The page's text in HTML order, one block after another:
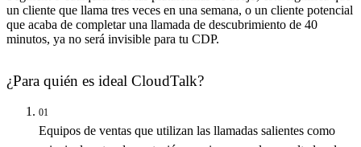
un cliente que llama tres veces en una semana, o un cliente potencial
que acaba de completar una llamada de descubrimiento de 40
minutos, ya no será invisible para tu CDP.
¿Para quién es ideal CloudTalk?
01
Equipos de ventas que utilizan las llamadas salientes como